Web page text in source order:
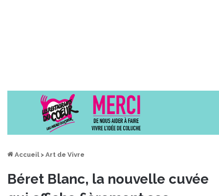
Accueil > Art de Vivre
Béret Blanc, la nouvelle cuvée